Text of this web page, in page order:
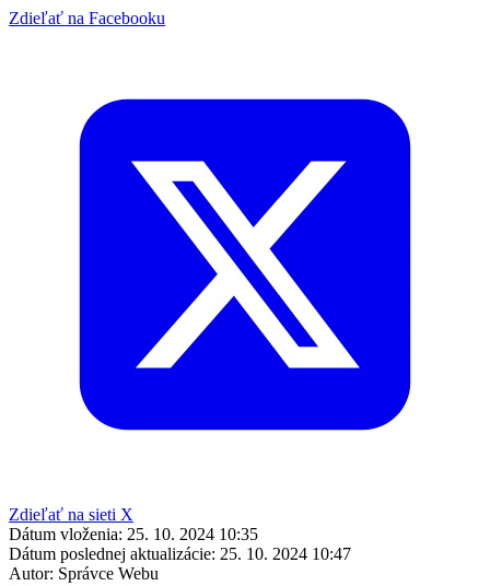
Zdieľať na Facebooku
Zdieľať na sieti X
Dátum vloženia: 25. 10. 2024 10:35
Dátum poslednej aktualizácie: 25. 10. 2024 10:47
Autor: Správce Webu